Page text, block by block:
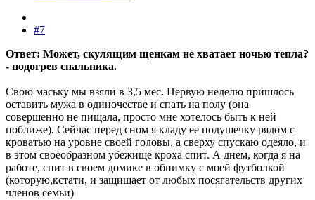
#7
Ответ: Может, скулящим щенкам не хватает ночью тепла?
- подогрев спальника.
Свою маську мы взяли в 3,5 мес. Первую неделю пришлось
оставить мужа в одиночестве и спать на полу (она
совершенно не пищала, просто мне хотелось быть к ней
поближе). Сейчас перед сном я кладу ее подушечку рядом с
кроватью на уровне своей головы, а сверху спускаю одеяло, и
в этом своеобразном убежище кроха спит. А днем, когда я на
работе, спит в своем домике в обнимку с моей футболкой
(которую,кстати, и защищает от любых посягательств других
членов семьи)